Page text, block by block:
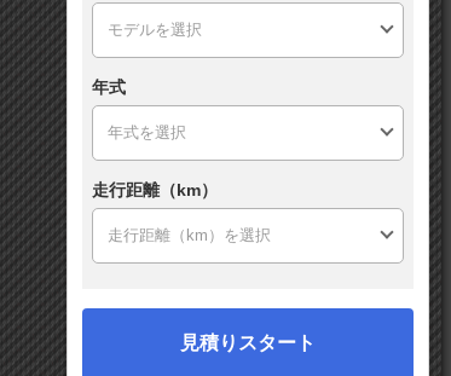
年式
走行距離（km）
見積りスタート